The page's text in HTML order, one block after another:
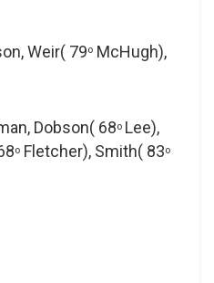
Weir( 79o McHugh),
Dobson( 68o Lee),
o Fletcher), Smith( 83o